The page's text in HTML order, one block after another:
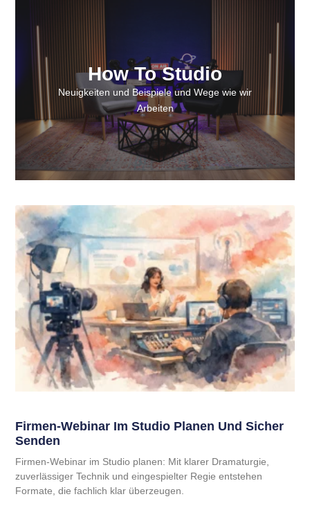
How To Studio
Neuigkeiten und Beispiele und Wege wie wir
Arbeiten
Firmen-Webinar Im Studio Planen Und Sicher
Senden
Firmen-Webinar im Studio planen: Mit klarer Dramaturgie,
zuverlässiger Technik und eingespielter Regie entstehen
Formate, die fachlich klar überzeugen.